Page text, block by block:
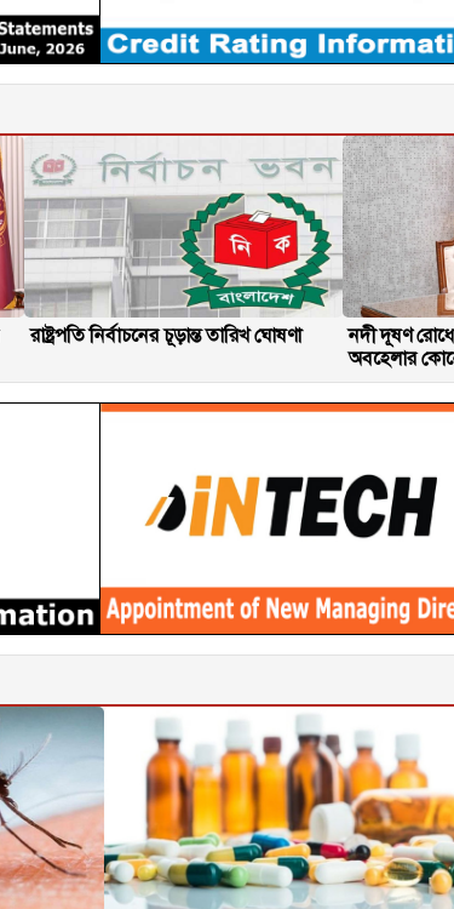
রাষ্ট্রপতি নির্বাচনের চূড়ান্ত তারিখ ঘোষণা
নদী দূষণ রোধে
অবহেলার